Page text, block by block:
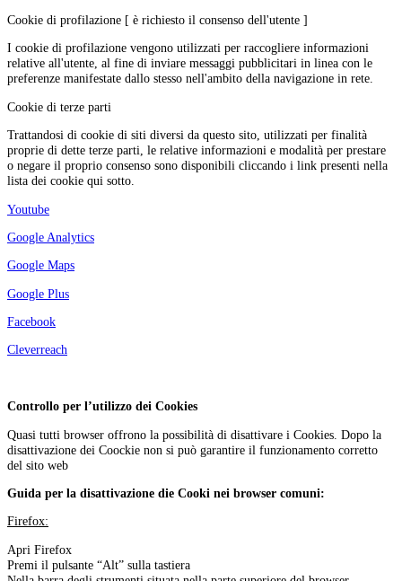
Cookie di profilazione [ è richiesto il consenso dell'utente ]
I cookie di profilazione vengono utilizzati per raccogliere informazioni
relative all'utente, al fine di inviare messaggi pubblicitari in linea con le
preferenze manifestate dallo stesso nell'ambito della navigazione in rete.
Cookie di terze parti
Trattandosi di cookie di siti diversi da questo sito, utilizzati per finalità
proprie di dette terze parti, le relative informazioni e modalità per prestare
o negare il proprio consenso sono disponibili cliccando i link presenti nella
lista dei cookie qui sotto.
Youtube
Google Analytics
Google Maps
Google Plus
Facebook
Cleverreach
Controllo per l’utilizzo dei Cookies
Quasi tutti browser offrono la possibilità di disattivare i Cookies. Dopo la
disattivazione dei Coockie non si può garantire il funzionamento corretto
del sito web
Guida per la disattivazione die Cooki nei browser comuni:
Firefox:
Apri Firefox
Premi il pulsante “Alt” sulla tastiera